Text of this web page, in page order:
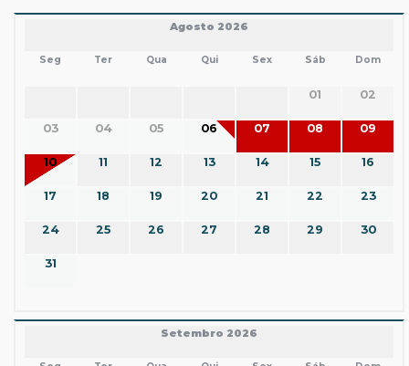
Agosto 2026
Seg Ter Qua Qui Sex Sáb Dom
01 02
03 04 05 06 07 08 09
10 11 12 13 14 15 16
17 18 19 20 21 22 23
24 25 26 27 28 29 30
31
Setembro 2026